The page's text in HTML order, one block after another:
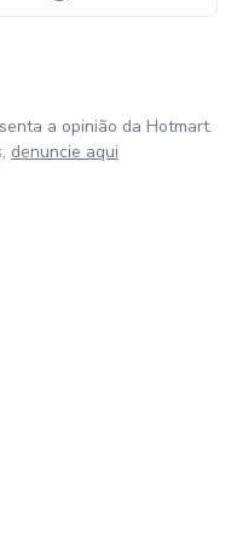
a opinião da Hotmart.
denuncie aqui